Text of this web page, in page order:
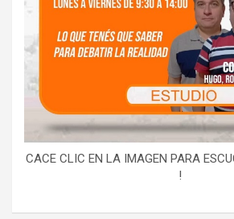
CACE CLIC EN LA IMAGEN PARA
!